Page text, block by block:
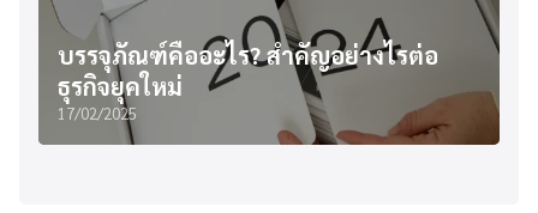
บรรจุภัณฑ์คืออะไร? สำคัญอย่างไรต่อ
ธุรกิจยุคใหม่
17/02/2025